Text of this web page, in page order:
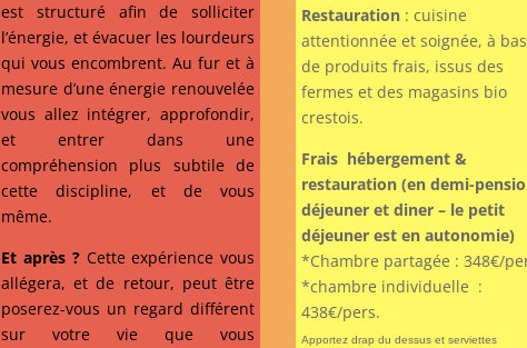
est structuré afin de solliciter
l’énergie, et évacuer les lourdeurs
qui vous encombrent. Au fur et à
mesure d’une énergie renouvelée
vous allez intégrer, approfondir,
et entrer dans une
compréhension plus subtile de
cette discipline, et de vous
même.
Et après ? Cette expérience vous
allégera, et de retour, peut être
poserez-vous un regard différent
sur votre vie que vous
Restauration: cuisine
attentionnée et soignée, à
de produits frais, issus des
fermes et des magasins bio
crestois.
Frais hébergement &
restauration (en demi-
déjeuner et diner – le petit
déjeuner est en autonomie)
*Chambre partagée : 348€/
*chambre individuelle :
438€/pers.
Apportez drap du dessus et serviettes